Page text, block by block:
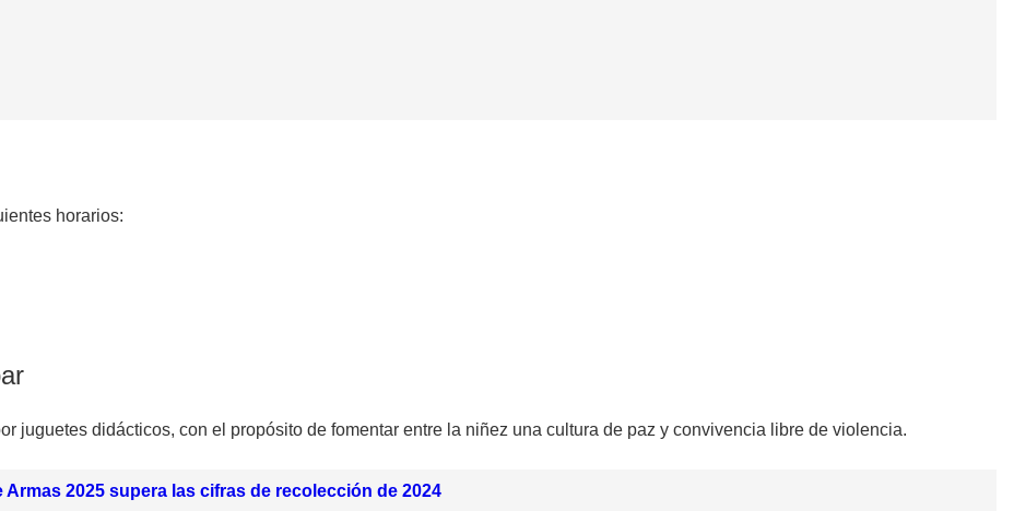
horarios:
juguetes didácticos, con el propósito de fomentar entre la niñez una cultura de paz y convivencia libre de violencia.
Armas 2025 supera las cifras de recolección de 2024